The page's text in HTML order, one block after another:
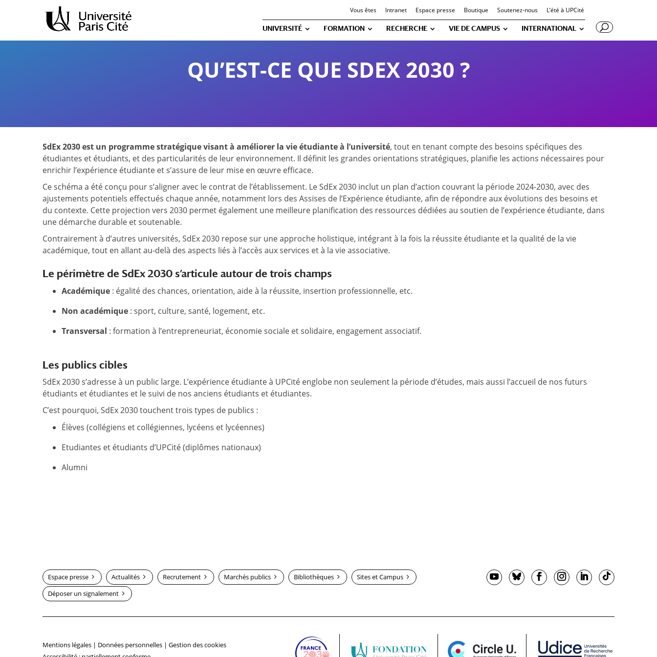
principal
navigation
Vous êtes Intranet Espace presse Boutique Soutenez-nous L’été à UPCité
UNIVERSITÉ FORMATION RECHERCHE VIE DE CAMPUS INTERNATIONAL
QU’EST-CE QUE SDEX 2030 ?
SdEx 2030 est un programme stratégique visant à améliorer la vie étudiante à l’université, tout en tenant compte des besoins spécifiques des
étudiantes et étudiants, et des particularités de leur environnement. Il définit les grandes orientations stratégiques, planifie les actions nécessaires pour
enrichir l’expérience étudiante et s’assure de leur mise en œuvre efficace.
Ce schéma a été conçu pour s’aligner avec le contrat de l’établissement. Le SdEx 2030 inclut un plan d’action couvrant la période 2024-2030, avec des
ajustements potentiels effectués chaque année, notamment lors des Assises de l’Expérience étudiante, afin de répondre aux évolutions des besoins et
du contexte. Cette projection vers 2030 permet également une meilleure planification des ressources dédiées au soutien de l’expérience étudiante, dans
une démarche durable et soutenable.
Contrairement à d’autres universités, SdEx 2030 repose sur une approche holistique, intégrant à la fois la réussite étudiante et la qualité de la vie
académique, tout en allant au-delà des aspects liés à l’accès aux services et à la vie associative.
Le périmètre de SdEx 2030 s’articule autour de trois champs
Académique : égalité des chances, orientation, aide à la réussite, insertion professionnelle, etc.
Non académique : sport, culture, santé, logement, etc.
Transversal : formation à l’entrepreneuriat, économie sociale et solidaire, engagement associatif.
Les publics cibles
SdEx 2030 s’adresse à un public large. L’expérience étudiante à UPCité englobe non seulement la période d’études, mais aussi l’accueil de nos futurs
étudiants et étudiantes et le suivi de nos anciens étudiants et étudiantes.
C’est pourquoi, SdEx 2030 touchent trois types de publics :
Élèves (collégiens et collégiennes, lycéens et lycéennes)
Etudiantes et étudiants d’UPCité (diplômes nationaux)
Alumni
Espace presse Actualités Recrutement Marchés publics Bibliothèques
Sites et Campus
Déposer un signalement
Mentions légales | Données personnelles | Gestion des cookies